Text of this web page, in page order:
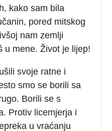
kako sam bila
pored mitskog
nam zemlji
u mene. Život je lijep!
svoje ratne i
smo se borili sa
Borili se s
Protiv licemjerja i
u vraćanju